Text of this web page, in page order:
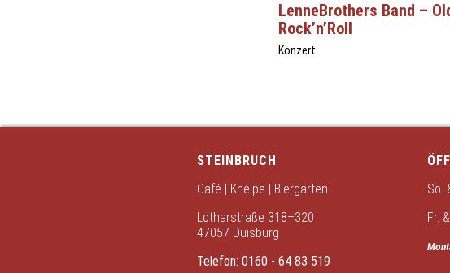
LenneBrothers Band –
Rock’n’Roll
Konzert
STEINBRUCH
Café | Kneipe | Biergarten
Lotharstraße 318–320
47057 Duisburg
Telefon: 0160 - 64 83 519
So.
Fr.